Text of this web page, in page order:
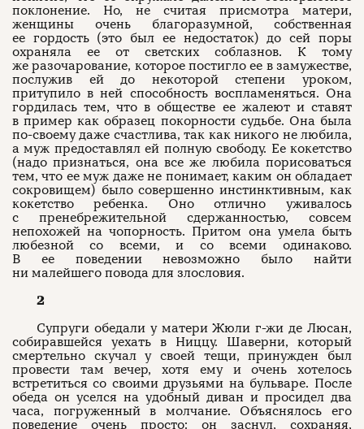
поклонение. Но, не считая присмотра матери,
женщины очень благоразумной, собственная
ее гордость (это был ее недостаток) до сей поры
охраняла ее от светских соблазнов. К тому
же разочарование, которое постигло ее в замужестве,
послужив ей до некоторой степени уроком,
притупило в ней способность воспламеняться. Она
гордилась тем, что в обществе ее жалеют и ставят
в пример как образец покорности судьбе. Она была
по-своему даже счастлива, так как никого не любила,
а муж предоставлял ей полную свободу. Ее кокетство
(надо признаться, она все же любила порисоваться
тем, что ее муж даже не понимает, каким он обладает
сокровищем) было совершенно инстинктивным, как
кокетство ребенка. Оно отлично уживалось
с пренебрежительной сдержанностью, совсем
непохожей на чопорность. Притом она умела быть
любезной со всеми, и со всеми одинаково.
В ее поведении невозможно было найти
ни малейшего повода для злословия.
2
Супруги обедали у матери Жюли г-жи де Люсан,
собиравшейся уехать в Ниццу. Шаверни, который
смертельно скучал у своей тещи, принужден был
провести там вечер, хотя ему и очень хотелось
встретиться со своими друзьями на бульваре. После
обеда он уселся на удобный диван и просидел два
часа, погруженный в молчание. Объяснялось его
поведение очень просто: он заснул, сохраняя,